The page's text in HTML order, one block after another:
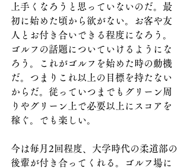
上手くなろうと思っていないのだ。最
初に始めた頃から欲がない。お客や友
人とお付き合いできる程度になろう。
ゴルフの話題についていけるようにな
ろう。これがゴルフを始めた時の動機
だ。つまりこれ以上の目標を持たない
からだ。従っていつまでもグリーン周
りやグリーン上で必要以上にスコアを
稼ぐ。でも楽しい。
今は毎月2回程度、大学時代の柔道部の
後輩が付き合ってくれる。ゴルフ場に